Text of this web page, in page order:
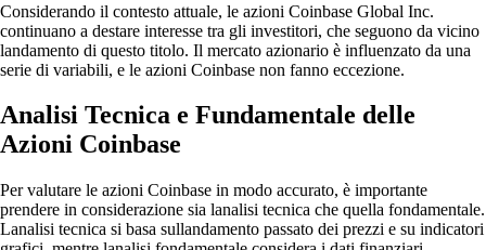
Considerando il contesto attuale, le azioni Coinbase Global Inc.
continuano a destare interesse tra gli investitori, che seguono da vicino
landamento di questo titolo. Il mercato azionario è influenzato da una
serie di variabili, e le azioni Coinbase non fanno eccezione.
Analisi Tecnica e Fundamentale delle
Azioni Coinbase
Per valutare le azioni Coinbase in modo accurato, è importante
prendere in considerazione sia lanalisi tecnica che quella fondamentale.
Lanalisi tecnica si basa sullandamento passato dei prezzi e su indicatori